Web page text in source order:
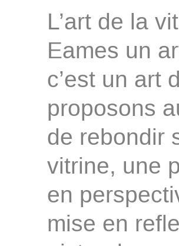
L’art de la
Eames un
c’est un art
proposons
de rebondir
vitrine, une
en
mise en